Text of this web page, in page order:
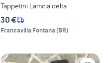
Tappetini Lamcia delta
30 €
Francavilla Fontana (BR)